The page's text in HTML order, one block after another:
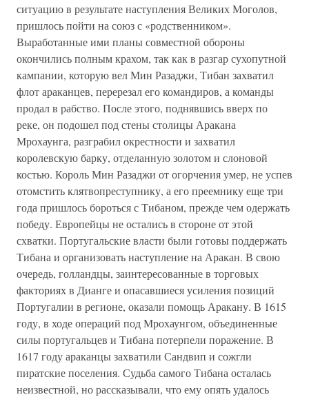
ситуацию в результате наступления Великих Моголов,
пришлось пойти на союз с «родственником».
Выработанные ими планы совместной обороны
окончились полным крахом, так как в разгар сухопутной
кампании, которую вел Мин Разаджи, Тибан захватил
флот араканцев, перерезал его командиров, а команды
продал в рабство. После этого, поднявшись вверх по
реке, он подошел под стены столицы Аракана
Мрохаунга, разграбил окрестности и захватил
королевскую барку, отделанную золотом и слоновой
костью. Король Мин Разаджи от огорчения умер, не успев
отомстить клятвопреступнику, а его преемнику еще три
года пришлось бороться с Тибаном, прежде чем одержать
победу. Европейцы не остались в стороне от этой
схватки. Португальские власти были готовы поддержать
Тибана и организовать наступление на Аракан. В свою
очередь, голландцы, заинтересованные в торговых
факториях в Дианге и опасавшиеся усиления позиций
Португалии в регионе, оказали помощь Аракану. В 1615
году, в ходе операций под Мрохаунгом, объединенные
силы португальцев и Тибана потерпели поражение. В
1617 году араканцы захватили Сандвип и сожгли
пиратские поселения. Судьба самого Тибана осталась
неизвестной, но рассказывали, что ему опять удалось